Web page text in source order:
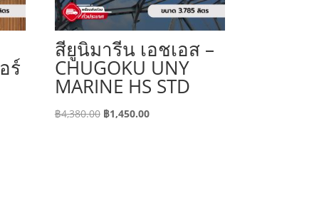
ร์
สียูนิมารีน เอชเอส –
CHUGOKU UNY
MARINE HS STD
฿4,380.00 Original
฿1,450.00Current